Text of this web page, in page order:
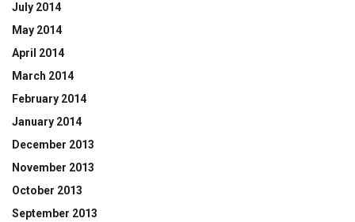
July 2014
May 2014
April 2014
March 2014
February 2014
January 2014
December 2013
November 2013
October 2013
September 2013